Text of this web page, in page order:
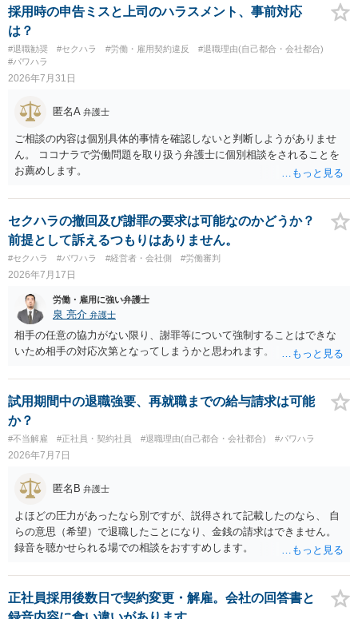
採用時の申告ミスと上司のハラスメント、事前対応
は？
#退職勧奨 #セクハラ #労働・雇用契約違反
#退職理由(自己都合・会社都合)
#パワハラ
2026年7月31日
匿名A 弁護士
ご相談の内容は個別具体的事情を確認しないと判断しようがありませ
ん。 ココナラで労働問題を取り扱う弁護士に個別相談をされることを
お薦めします。
セクハラの撤回及び謝罪の要求は可能なのかどうか？
前提として訴えるつもりはありません。
#セクハラ #パワハラ #経営者・会社側 #労働審判
2026年7月17日
労働・雇用に強い弁護士
泉 亮介 弁護士
相手の任意の協力がない限り、謝罪等について強制することはできな
いため相手の対応次第となってしまうかと思われます。
試用期間中の退職強要、再就職までの給与請求は可能
か？
#不当解雇 #正社員・契約社員 #退職理由(自己都合・会社都合) #パワハラ
2026年7月7日
匿名B 弁護士
よほどの圧力があったなら別ですが、説得されて記載したのなら、 自
らの意思（希望）で退職したことになり、金銭の請求はできません。
録音を聴かせられる場での相談をおすすめします。
正社員採用後数日で契約変更・解雇。会社の回答書と